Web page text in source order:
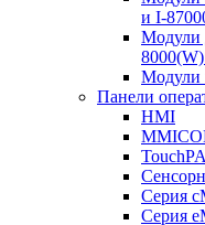
и I-
Модули
Модули
Панели
HMI
Серия
Серия